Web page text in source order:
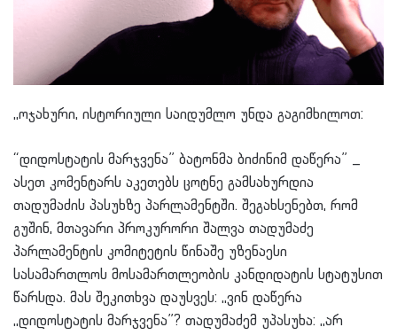
,,ოჯახური, ისტორიული საიდუმლო უნდა გაგიმხილოთ:
“დიდოსტატის მარჯვენა” ბატონმა ბიძინიმ დაწერა” _
ასეთ კომენტარს აკეთებს ცოტნე გამსახურდია
თადუმაძის პასუხზე პარლამენტში. შეგახსენებთ, რომ
გუშინ, მთავარი პროკურორი შალვა თადუმაძე
პარლამენტის კომიტეტის წინაშე უზენაესი
სასამართლოს მოსამართლეობის კანდიდატის სტატუსით
წარსდა. მას შეკითხვა დაუსვეს: ,,ვინ დაწერა
,,დიდოსტატის მარჯვენა”? თადუმაძემ უპასუხა: ,,არ